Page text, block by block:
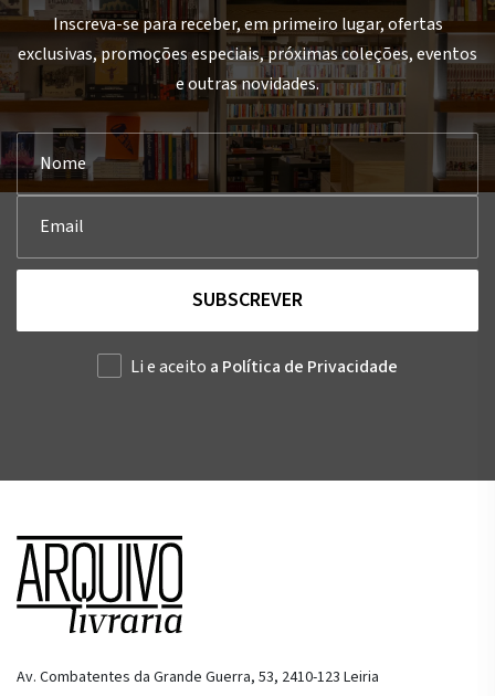
Inscreva-se para receber, em primeiro lugar, ofertas
exclusivas, promoções especiais, próximas coleções, eventos
e outras novidades.
SUBSCREVER
Li e aceito a Política de Privacidade
Av. Combatentes da Grande Guerra, 53, 2410-123 Leiria